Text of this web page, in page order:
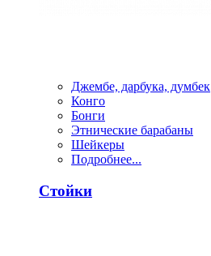
Джембе, дарбука, думбек
Конго
Бонги
Этнические барабаны
Шейкеры
Подробнее...
Стойки